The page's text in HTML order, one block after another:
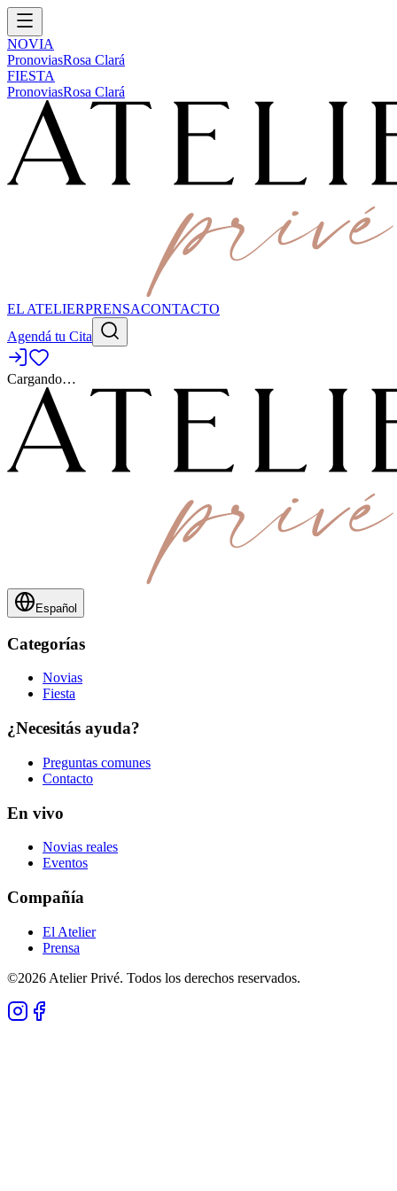
NOVIA
PronoviasRosa Clará
FIESTA
PronoviasRosa Clará
EL ATELIERPRENSACONTACTO
Agendá tu Cita
Cargando…
Español
Categorías
Novias
Fiesta
¿Necesitás ayuda?
Preguntas comunes
Contacto
En vivo
Novias reales
Eventos
Compañía
El Atelier
Prensa
©2026 Atelier Privé. Todos los derechos reservados.